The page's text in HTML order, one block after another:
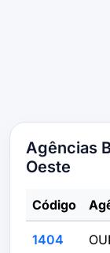
Agências
Oeste
Código
1404